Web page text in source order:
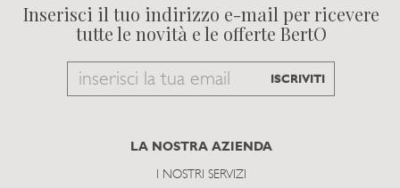
Inserisci il tuo indirizzo e-mail per ricevere
tutte le novità e le offerte BertO
Email
subscribe
ISCRIVITI
LA NOSTRA AZIENDA
I NOSTRI SERVIZI